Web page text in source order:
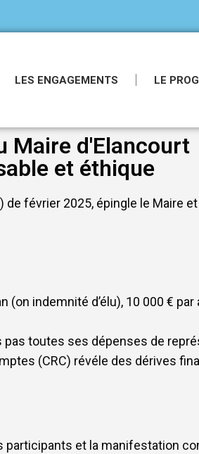
LES ENGAGEMENTS LE
Maire d'Elancourt
et éthique
de février 2025, épingle le
(on indemnité d’élu), 10 000 €
toutes ses dépenses de
(CRC) révéle des dérives
et la manifestation